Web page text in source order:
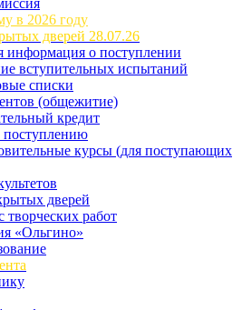
в 2026 году
дверей 28.07.26
информация о поступлении
вступительных испытаний
списки
(общежитие)
кредит
поступлению
курсы (для поступающих
дверей
творческих работ
«Ольгино»